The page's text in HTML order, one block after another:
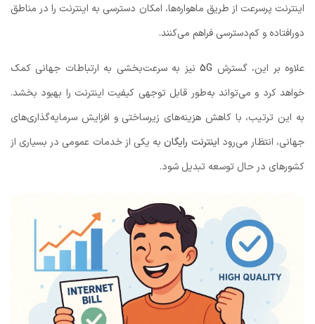
اینترنت پرسرعت از طریق ماهواره‌ها، امکان دسترسی به اینترنت را در مناطق
دورافتاده و کم‌دسترسی فراهم می‌کنند.
علاوه بر این، گسترش 5Gنیز به سرعت‌بخشی به ارتباطات جهانی کمک
خواهد کرد و می‌تواند به‌طور قابل توجهی کیفیت اینترنت را بهبود بخشد.
به این ترتیب، با کاهش هزینه‌های زیرساختی و افزایش سرمایه‌گذاری‌های
جهانی، انتظار می‌رود اینترنت رایگانبه یکی از خدمات عمومی در بسیاری از
کشورهای در حال توسعه تبدیل شود.